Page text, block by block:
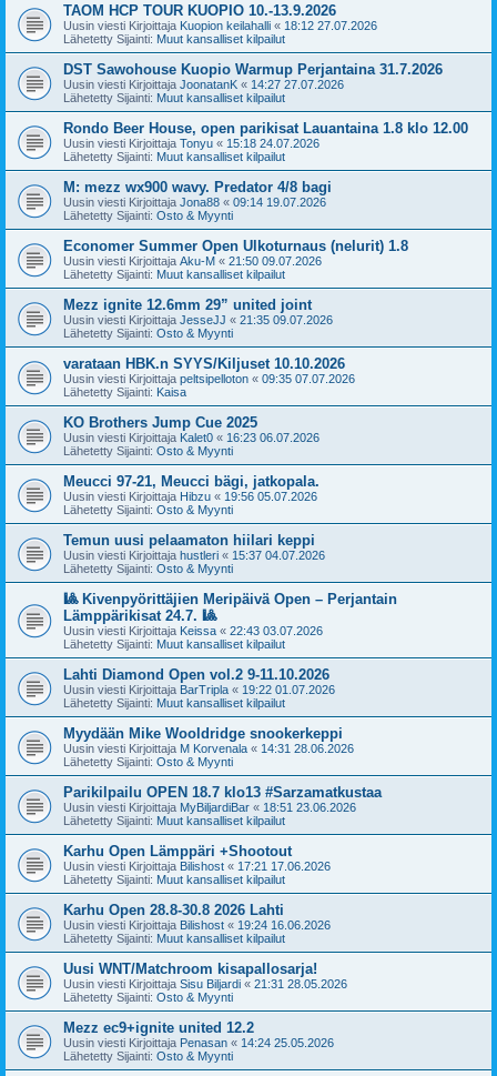
TAOM HCP TOUR KUOPIO 10.-13.9.2026
Uusin viesti Kirjoittaja Kuopion keilahalli « 18:12 27.07.2026
Lähetetty Sijainti: Muut kansalliset kilpailut
DST Sawohouse Kuopio Warmup Perjantaina 31.7.2026
Uusin viesti Kirjoittaja JoonatanK « 14:27 27.07.2026
Lähetetty Sijainti: Muut kansalliset kilpailut
Rondo Beer House, open parikisat Lauantaina 1.8 klo 12.00
Uusin viesti Kirjoittaja Tonyu « 15:18 24.07.2026
Lähetetty Sijainti: Muut kansalliset kilpailut
M: mezz wx900 wavy. Predator 4/8 bagi
Uusin viesti Kirjoittaja Jona88 « 09:14 19.07.2026
Lähetetty Sijainti: Osto & Myynti
Economer Summer Open Ulkoturnaus (nelurit) 1.8
Uusin viesti Kirjoittaja Aku-M « 21:50 09.07.2026
Lähetetty Sijainti: Muut kansalliset kilpailut
Mezz ignite 12.6mm 29” united joint
Uusin viesti Kirjoittaja JesseJJ « 21:35 09.07.2026
Lähetetty Sijainti: Osto & Myynti
varataan HBK.n SYYS/Kiljuset 10.10.2026
Uusin viesti Kirjoittaja peltsipelloton « 09:35 07.07.2026
Lähetetty Sijainti: Kaisa
KO Brothers Jump Cue 2025
Uusin viesti Kirjoittaja Kalet0 « 16:23 06.07.2026
Lähetetty Sijainti: Osto & Myynti
Meucci 97-21, Meucci bägi, jatkopala.
Uusin viesti Kirjoittaja Hibzu « 19:56 05.07.2026
Lähetetty Sijainti: Osto & Myynti
Temun uusi pelaamaton hiilari keppi
Uusin viesti Kirjoittaja hustleri « 15:37 04.07.2026
Lähetetty Sijainti: Osto & Myynti
🎱 Kivenpyörittäjien Meripäivä Open – Perjantain
Lämppärikisat 24.7. 🎱
Uusin viesti Kirjoittaja Keissa « 22:43 03.07.2026
Lähetetty Sijainti: Muut kansalliset kilpailut
Lahti Diamond Open vol.2 9-11.10.2026
Uusin viesti Kirjoittaja BarTripla « 19:22 01.07.2026
Lähetetty Sijainti: Muut kansalliset kilpailut
Myydään Mike Wooldridge snookerkeppi
Uusin viesti Kirjoittaja M Korvenala « 14:31 28.06.2026
Lähetetty Sijainti: Osto & Myynti
Parikilpailu OPEN 18.7 klo13 #Sarzamatkustaa
Uusin viesti Kirjoittaja MyBiljardiBar « 18:51 23.06.2026
Lähetetty Sijainti: Muut kansalliset kilpailut
Karhu Open Lämppäri +Shootout
Uusin viesti Kirjoittaja Bilishost « 17:21 17.06.2026
Lähetetty Sijainti: Muut kansalliset kilpailut
Karhu Open 28.8-30.8 2026 Lahti
Uusin viesti Kirjoittaja Bilishost « 19:24 16.06.2026
Lähetetty Sijainti: Muut kansalliset kilpailut
Uusi WNT/Matchroom kisapallosarja!
Uusin viesti Kirjoittaja Sisu Biljardi « 21:31 28.05.2026
Lähetetty Sijainti: Osto & Myynti
Mezz ec9+ignite united 12.2
Uusin viesti Kirjoittaja Penasan « 14:24 25.05.2026
Lähetetty Sijainti: Osto & Myynti